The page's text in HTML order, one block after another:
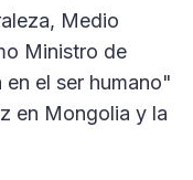
Medio
Ministro de
el ser humano"
en Mongolia y la